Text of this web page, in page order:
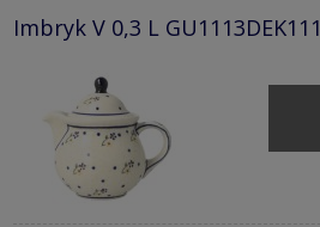
Imbryk V 0,3 L GU1113DEK111